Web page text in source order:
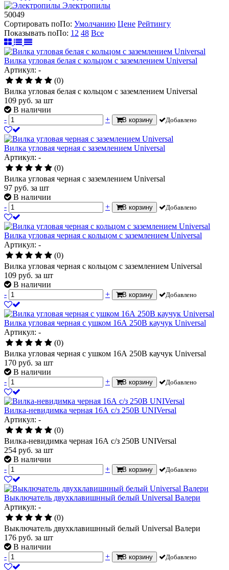
Электропилы
50049
Сортировать поПо: Умолчанию Цене Рейтингу
Показывать поПо: 12 48 Все
Вилка угловая белая с кольцом с заземлением Universal
Артикул: -
(0)
Вилка угловая белая с кольцом с заземлением Universal
109 руб. за шт
В наличии
-
+ В корзину Добавлено
Вилка угловая черная с заземлением Universal
Артикул: -
(0)
Вилка угловая черная с заземлением Universal
97 руб. за шт
В наличии
-
+ В корзину Добавлено
Вилка угловая черная с кольцом с заземлением Universal
Артикул: -
(0)
Вилка угловая черная с кольцом с заземлением Universal
109 руб. за шт
В наличии
-
+ В корзину Добавлено
Вилка угловая черная с ушком 16А 250В каучук Universal
Артикул: -
(0)
Вилка угловая черная с ушком 16А 250В каучук Universal
170 руб. за шт
В наличии
-
+ В корзину Добавлено
Вилка-невидимка черная 16А с/з 250В UNIVersal
Артикул: -
(0)
Вилка-невидимка черная 16А с/з 250В UNIVersal
254 руб. за шт
В наличии
-
+ В корзину Добавлено
Выключатель двухклавишнный белый Universal Валери
Артикул: -
(0)
Выключатель двухклавишнный белый Universal Валери
176 руб. за шт
В наличии
-
+ В корзину Добавлено